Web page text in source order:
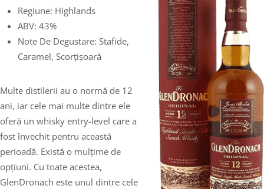
Regiune: Highlands
ABV: 43%
Note De Degustare: Stafide,
Caramel, Scorțișoară
Multe distilerii au o normă de 12
ani, iar cele mai multe dintre ele
oferă un whisky entry-level care a
fost învechit pentru această
perioadă. Există o mulțime de
opțiuni. Cu toate acestea,
GlenDronach este unul dintre cele